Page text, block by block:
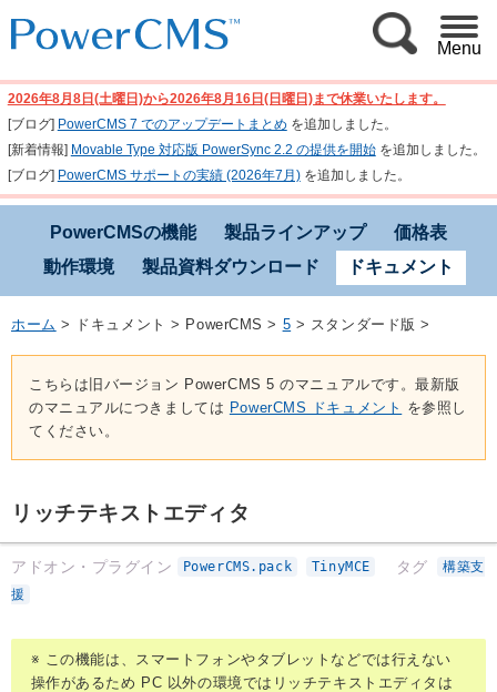
Menu
2026年8月8日(土曜日)から2026年8月16日(日曜日)まで休業いたします。
[ブログ] PowerCMS 7 でのアップデートまとめ を追加しました。
[新着情報] Movable Type 対応版 PowerSync 2.2 の提供を開始を追加しました。
[ブログ] PowerCMS サポートの実績 (2026年7月)を追加しました。
PowerCMSの機能 製品ラインアップ
価格表
動作環境
製品資料ダウンロード ドキュメント
ホーム > ドキュメント> PowerCMS> 5 > スタンダード版>
こちらは旧バージョン PowerCMS 5 のマニュアルです。最新版
のマニュアルにつきましては PowerCMS ドキュメント を参照し
てください。
リッチテキストエディタ
アドオン・プラグイン PowerCMS.pack TinyMCE タグ
構築支
援
※ この機能は、スマートフォンやタブレットなどでは行えない
操作があるため PC 以外の環境ではリッチテキストエディタは